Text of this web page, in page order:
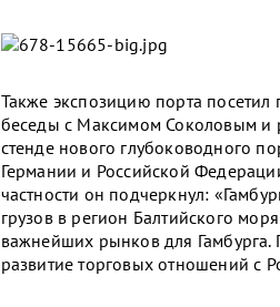
Также экспозицию порта посетил
беседы с Максимом Соколовым и
стенде нового глубоководного
Германии и Российской
частности он подчеркнул:
грузов в регион Балтийского
важнейших рынков для Гамбурга.
развитие торговых отношений с